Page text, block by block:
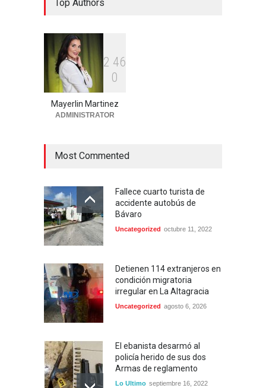
Apresan en Higuey a
Top Authors
2 46
0
Mayerlin Martinez
ADMINISTRATOR
Most Commented
Fallece cuarto turista de
accidente autobús de
Bávaro
Uncategorized octubre 11, 2022
Detienen 114 extranjeros en
condición migratoria
irregular en La Altagracia
Uncategorized agosto 6, 2026
El ebanista desarmó al
policía herido de sus dos
Armas de reglamento
Lo Ultimo septiembre 16, 2022